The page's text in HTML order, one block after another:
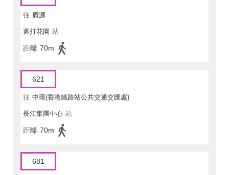
往 廣源
遮打花園 站
距離 70m
621
往 中環(香港鐵路站公共交通交匯處)
長江集團中心 站
距離 70m
681